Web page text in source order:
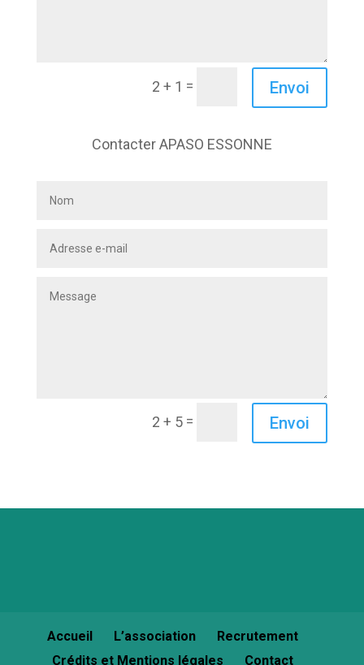
2 + 1 = Envoi
Contacter APASO ESSONNE
2 + 5 = Envoi
Accueil L’association
Recrutement
Crédits et Mentions légales
Contact